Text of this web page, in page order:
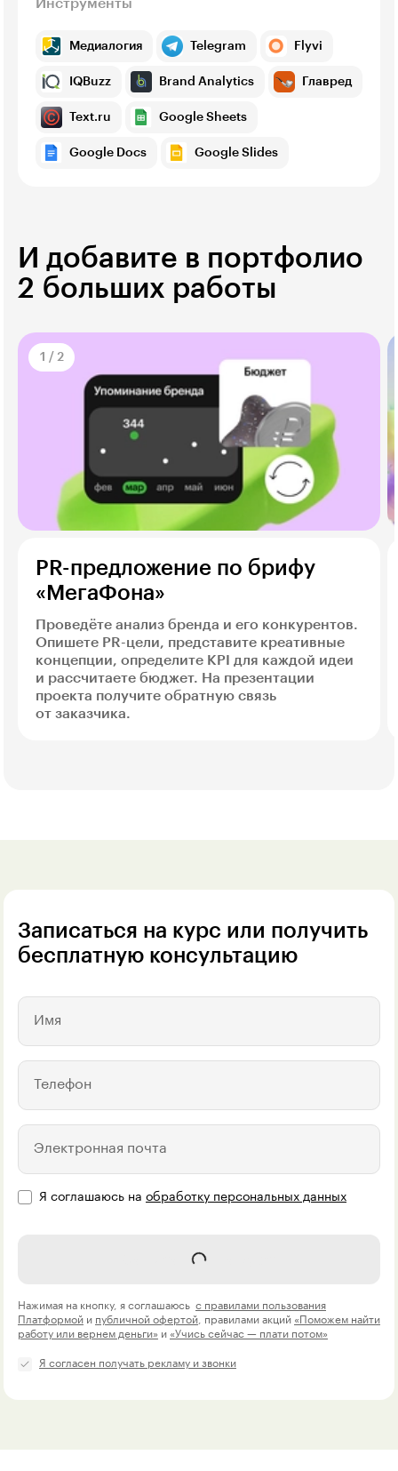
Инструменты
Медиалогия Telegram Flyvi
IQBuzz Brand Analytics Главред
Text.ru Google Sheets
Google Docs Google Slides
И добавите в портфолио
2 больших работы
1 / 2
PR-предложение по брифу
«МегаФона»
Проведёте анализ бренда и его конкурентов.
Опишете PR-цели, представите креативные
концепции, определите KPI для каждой идеи
и рассчитаете бюджет. На презентации
проекта получите обратную связь
от заказчика.
Записаться на курс или получить
бесплатную консультацию
Имя
Телефон
Электронная почта
Я соглашаюсь на обработку персональных данных
Записаться на курс
Нажимая на кнопку, я соглашаюсь с правилами пользования
Платформой и публичной офертой , правилами акций «Поможем найти
работу или вернем деньги» и «Учись сейчас — плати потом»
Я согласен получать рекламу и звонки